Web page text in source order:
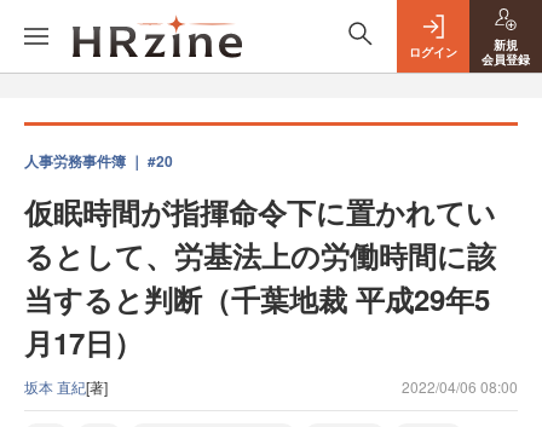
ログイン
新規
会員登録
人事労務事件簿 ｜ #20
仮眠時間が指揮命令下に置かれてい
るとして、労基法上の労働時間に該
当すると判断（千葉地裁 平成29年5
月17日）
坂本 直紀[著] 2022/04/06 08:00